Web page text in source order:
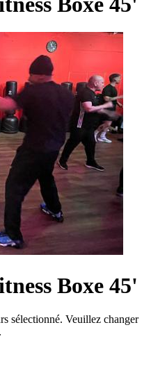
Boxe 45'
sélectionné. Veuillez changer